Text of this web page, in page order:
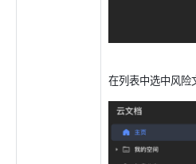
在列表中选中风